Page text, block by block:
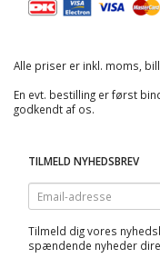
Alle priser er inkl. moms,
En evt. bestilling er først
godkendt af os.
TILMELD NYHEDSBREV
Email-
adresse
Tilmeld dig vores
spændende nyheder